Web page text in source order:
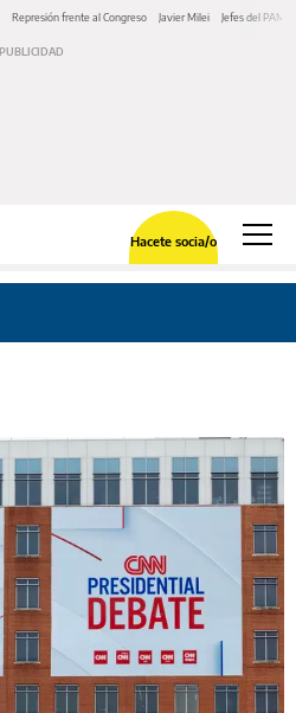
Represión frente al Congreso Javier Milei Jefes del PAMI
Hacete socia/o